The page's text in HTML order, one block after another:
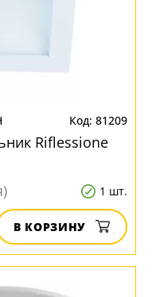
81209
Riflessione
1 шт.
В КОРЗИНУ